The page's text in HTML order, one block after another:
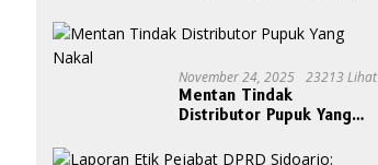
November 24, 2025 23213 Lihat
Mentan Tindak
Distributor Pupuk Yang